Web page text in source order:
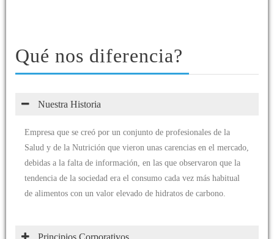
Qué nos diferencia?
Nuestra Historia
Empresa que se creó por un conjunto de profesionales de la
Salud y de la Nutrición que vieron unas carencias en el mercado,
debidas a la falta de información, en las que observaron que la
tendencia de la sociedad era el consumo cada vez más habitual
de alimentos con un valor elevado de hidratos de carbono.
Principios Corporativos